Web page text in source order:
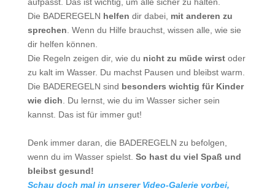
aufpasst. Das ist wichtig, um alle sicher zu halten.
Die BADEREGELN helfen dir dabei, mit anderen zu
sprechen. Wenn du Hilfe brauchst, wissen alle, wie sie
dir helfen können.
Die Regeln zeigen dir, wie du nicht zu müde wirstoder
zu kalt im Wasser. Du machst Pausen und bleibst warm.
Die BADEREGELN sind besonders wichtig für Kinder
wie dich. Du lernst, wie du im Wasser sicher sein
kannst. Das ist für immer gut!
Denk immer daran, die BADEREGELN zu befolgen,
wenn du im Wasser spielst. So hast du viel Spaß und
bleibst gesund!
Schau doch mal in unserer Video-Galerie vorbei,